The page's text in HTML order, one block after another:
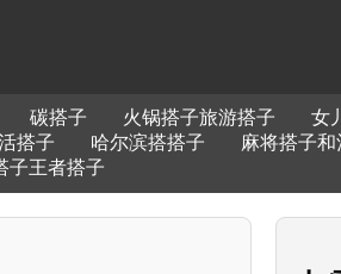
碳搭子 火锅搭子旅游搭子 女
搭子 哈尔滨搭搭子 麻将搭子和
子王者搭子